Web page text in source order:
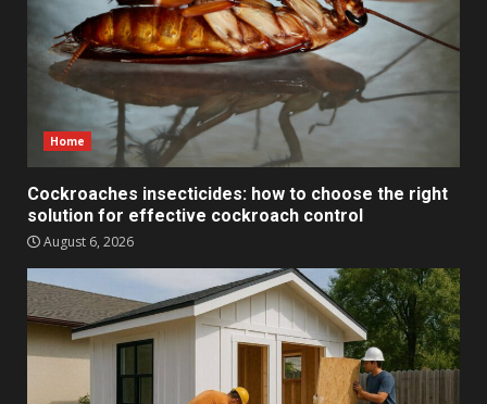
Home
Cockroaches insecticides: how to choose the right
solution for effective cockroach control
August 6, 2026